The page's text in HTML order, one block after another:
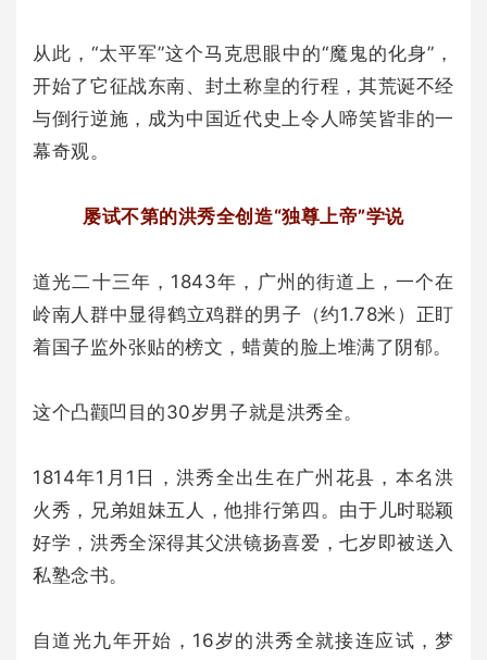
从此，“太平军”这个马克思眼中的“魔鬼的化身”，
开始了它征战东南、封土称皇的行程，其荒诞不经
与倒行逆施，成为中国近代史上令人啼笑皆非的一
幕奇观。
屡试不第的洪秀全创造“独尊上帝”学说
道光二十三年，1843年，广州的街道上，一个在
岭南人群中显得鹤立鸡群的男子（约1.78米）正盯
着国子监外张贴的榜文，蜡黄的脸上堆满了阴郁。
这个凸颧凹目的30岁男子就是洪秀全。
1814年1月1日，洪秀全出生在广州花县，本名洪
火秀，兄弟姐妹五人，他排行第四。由于儿时聪颖
好学，洪秀全深得其父洪镜扬喜爱，七岁即被送入
私塾念书。
自道光九年开始，16岁的洪秀全就接连应试，梦